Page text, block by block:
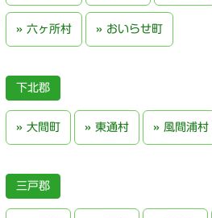
六ヶ所村 おいらせ町
下北郡
大間町 東通村 風間浦村
三戸郡